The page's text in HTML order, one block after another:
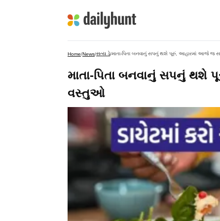
Home/News/સત્ય ડે/માતા-પિતા બનવાનું સપનું થશે પૂરું, આહારમાં આજે જ
માતા-પિતા બનવાનું સપનું
વસ્તુઓ